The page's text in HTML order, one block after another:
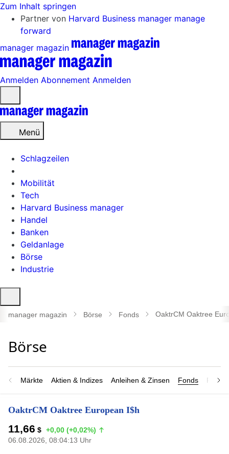
Zum Inhalt springen
Partner von Harvard Business manager manage
forward
manager magazin
Anmelden Abonnement Anmelden
öffnen
Menü
Schlagzeilen
Mobilität
Tech
Harvard Business manager
Handel
Banken
Geldanlage
Börse
Industrie
öffnen
manager magazin Börse Fonds OaktrCM Oaktree
Märkte Aktien & Indizes Anleihen & Zinsen Fonds
OaktrCM Oaktree European I$h
11,66 $ +0,00 (+0,02%)
06.08.2026, 08:04:13 Uhr